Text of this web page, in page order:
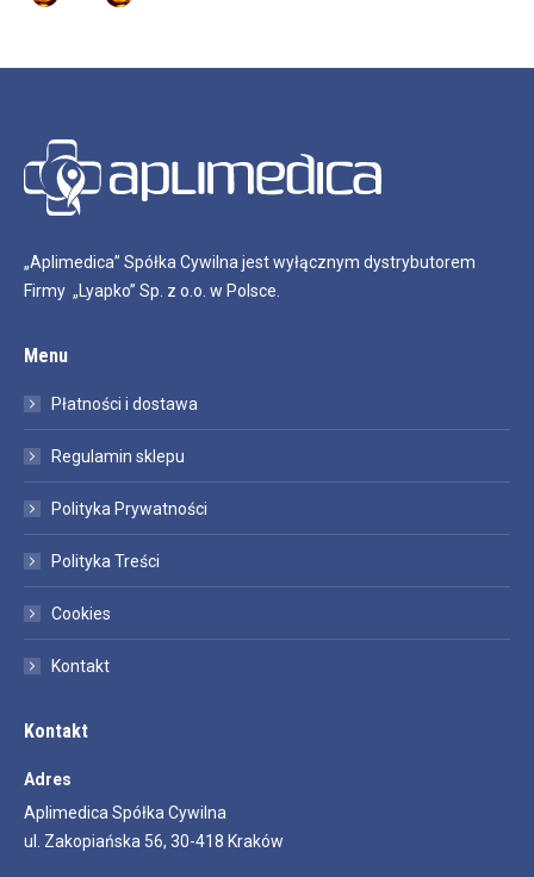
„Aplimedica” Spółka Cywilna jest wyłącznym dystrybutorem
Firmy „Lyapko” Sp. z o.o. w Polsce.
Menu
Płatności i dostawa
Regulamin sklepu
Polityka Prywatności
Polityka Treści
Cookies
Kontakt
Kontakt
Adres
Aplimedica Spółka Cywilna
ul. Zakopiańska 56, 30-418 Kraków